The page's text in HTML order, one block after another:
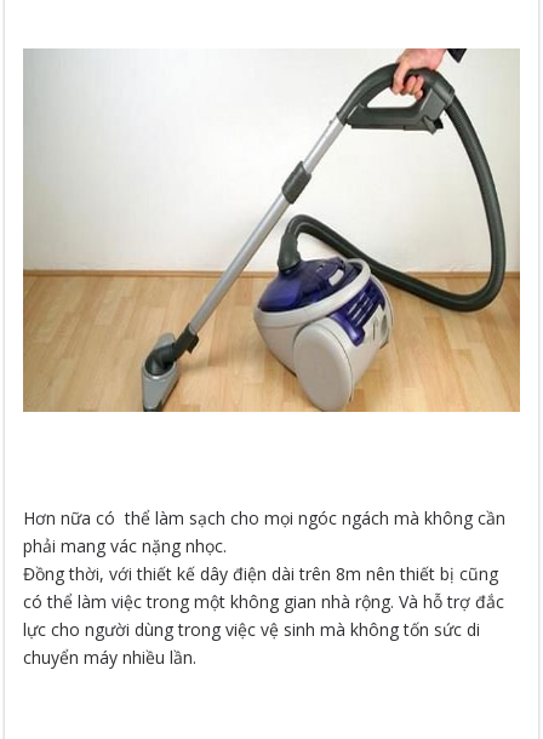
Hơn nữa có thể làm sạch cho mọi ngóc ngách mà không cần
phải mang vác nặng nhọc.
Đồng thời, với thiết kế dây điện dài trên 8m nên thiết bị cũng
có thể làm việc trong một không gian nhà rộng. Và hỗ trợ đắc
lực cho người dùng trong việc vệ sinh mà không tốn sức di
chuyển máy nhiều lần.